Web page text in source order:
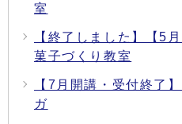
室
【終了しました】【5
菓子づくり教室
【7月開講・受付終了
ガ